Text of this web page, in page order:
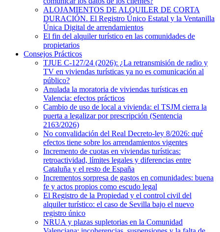
ALOJAMIENTOS DE ALQUILER DE CORTA
DURACIÓN. El Registro Único Estatal y la Ventanilla
Única Digital de arrendamientos
El fin del alquiler turístico en las comunidades de
propietarios
Consejos Prácticos
TJUE C-127/24 (2026): ¿La retransmisión de radio y
TV en viviendas turísticas ya no es comunicación al
público?
Anulada la moratoria de viviendas turísticas en
Valencia: efectos prácticos
Cambio de uso de local a vivienda: el TSJM cierra la
puerta a legalizar por prescripción (Sentencia
2163/2026)
No convalidación del Real Decreto-ley 8/2026: qué
efectos tiene sobre los arrendamientos vigentes
Incremento de cuotas en viviendas turísticas:
retroactividad, límites legales y diferencias entre
Cataluña y el resto de España
Incrementos sorpresa de gastos en comunidades: buena
fe y actos propios como escudo legal
El Registro de la Propiedad y el control civil del
alquiler turístico: el caso de Sevilla bajo el nuevo
registro único
NRUA y plazas supletorias en la Comunidad